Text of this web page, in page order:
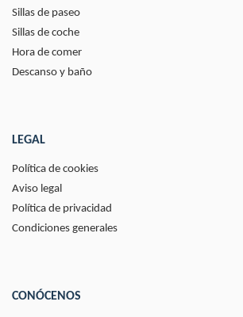
Sillas de paseo
Sillas de coche
Hora de comer
Descanso y baño
LEGAL
Política de cookies
Aviso legal
Política de privacidad
Condiciones generales
CONÓCENOS